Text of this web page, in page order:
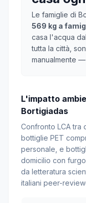
Le famiglie di
569 kg a
casa l'acqua
tutta la città,
manualmente
L'impatto
Bortigiadas
Confronto LCA tra
bottiglie PET
personale, e
domicilio con
da letteratura
italiani peer-